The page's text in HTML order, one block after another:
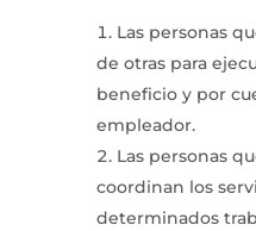
Las personas
de otras para
beneficio y por
empleador.
Las personas
coordinan los
determinados